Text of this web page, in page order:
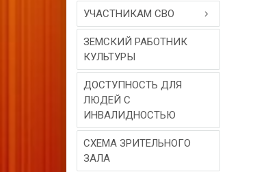
УЧАСТНИКАМ СВО
ЗЕМСКИЙ РАБОТНИК
КУЛЬТУРЫ
ДОСТУПНОСТЬ ДЛЯ
ЛЮДЕЙ С
ИНВАЛИДНОСТЬЮ
СХЕМА ЗРИТЕЛЬНОГО
ЗАЛА